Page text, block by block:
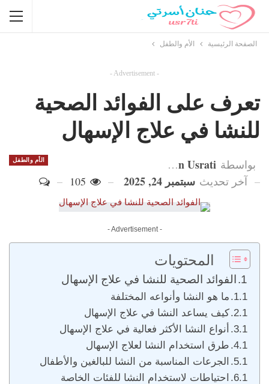
الصفحة الرئيسية الأم والطفل
- Advertisement -
تعرف على الفوائد الصحية
للنشا في علاج الإسهال
الأم والطفل بواسطة Hanan Usrati
آخر تحديث سبتمبر 24, 2025
- Advertisement -
المحتويات
الفوائد الصحية للنشا في علاج الإسهال
ما هو النشا وأنواعه المختلفة
كيف يساعد النشا في علاج الإسهال
أنواع النشا الأكثر فعالية في علاج الإسهال
طرق استخدام النشا لعلاج الإسهال
الجرعات المناسبة من النشا للبالغين والأطفال
احتياطات لاستخدام النشا للفئات الخاصة